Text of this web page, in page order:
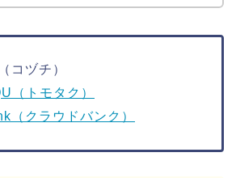
コヅチ）
（トモタク）
（クラウドバンク）